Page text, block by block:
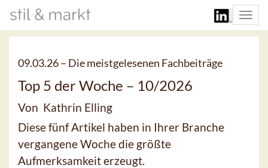
09.03.26 – Die meistgelesenen Fachbeiträge
Top 5 der Woche – 10/2026
Von Kathrin Elling
Diese fünf Artikel haben in Ihrer Branche
vergangene Woche die größte
Aufmerksamkeit erzeugt.